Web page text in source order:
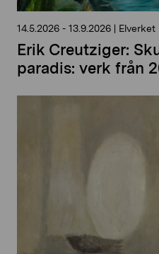
14.5.2026 - 13.9.2026 | Elverket
Erik Creutziger:
paradis: verk från